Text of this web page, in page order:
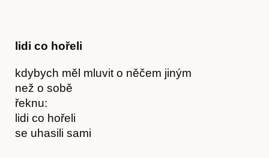
lidi co hořeli
kdybych měl mluvit o něčem jiným
než o sobě
řeknu:
lidi co hořeli
se uhasili sami